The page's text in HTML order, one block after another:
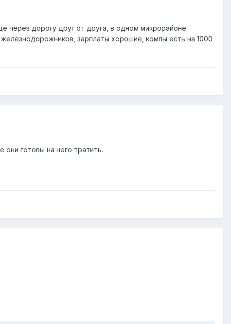
через дорогу друг от друга, в одном микрорайоне
зарплаты хорошие, компы есть на 1000
готовы на него тратить.